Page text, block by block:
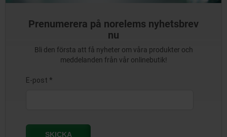
Prenumerera på norelems nyhetsbrev
nu
Bli den första att få nyheter om våra produkter och
meddelanden från vår onlinebutik!